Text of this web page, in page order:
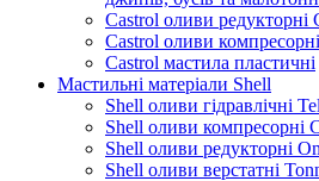
Castrol оливи редукторні
Castrol оливи
Castrol мастила пластичні
Мастильні матеріали Shell
Shell оливи гідравлічні
Shell оливи компресорні
Shell оливи редукторні
Shell оливи верстатні